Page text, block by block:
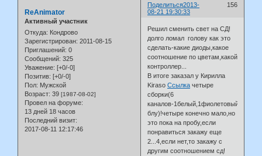
Поделиться 156
2013-
08-21 19:30:33
ReAnimator
Активный участник
Откуда: Кондрово
Зарегистрирован: 2011-08-15
Приглашений: 0
Сообщений: 325
Уважение: [+0/-0]
Позитив: [+0/-0]
Пол: Мужской
Возраст: 39 [1987-08-02]
Провел на форуме:
13 дней 18 часов
Последний визит:
2017-08-11 12:17:46
Решил сменить свет на СД!
долго ломал голову как это
сделать-какие диоды,какое
соотношение по цветам,какой
контроллер...
В итоге заказал у Кирилла
KirasoСсылка четыре
сборки(6
каналов-
блу)!четыре конечно мало,но
это пока на пробу,если
понравиться закажу еще
2...4,если нет,то закажу с
другим соотношением сд!